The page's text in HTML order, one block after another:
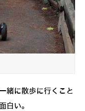
緒に散歩に行くこと
白い。